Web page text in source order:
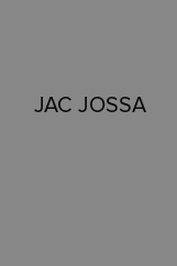
JAC JOSSA